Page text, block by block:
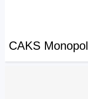
CAKS